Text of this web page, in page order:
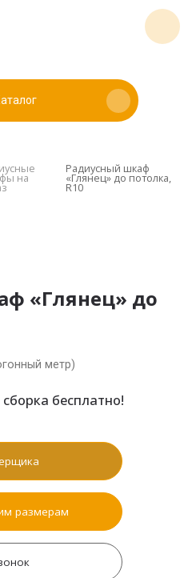
на
Радиусный шкаф
«Глянец» до потолка,
R10
«Глянец» до
метр)
бесплатно!
размерам